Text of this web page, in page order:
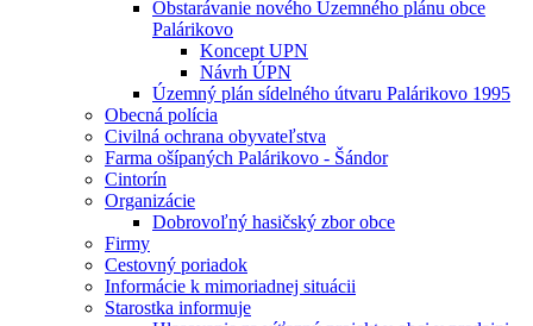
Obstarávanie nového Územného plánu obce
Palárikovo
Koncept UPN
Návrh ÚPN
Územný plán sídelného útvaru Palárikovo 1995
Obecná polícia
Civilná ochrana obyvateľstva
Farma ošípaných Palárikovo - Šándor
Cintorín
Organizácie
Dobrovoľný hasičský zbor obce
Firmy
Cestovný poriadok
Informácie k mimoriadnej situácii
Starostka informuje